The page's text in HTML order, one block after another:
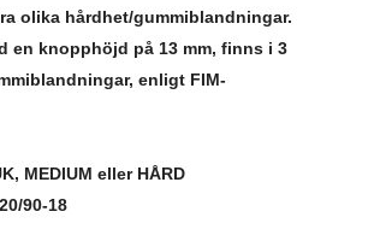
olika hårdhet/gummiblandningar.
en knopphöjd på 13 mm, finns i 3
enligt FIM-
MEDIUM eller HÅRD
90-18